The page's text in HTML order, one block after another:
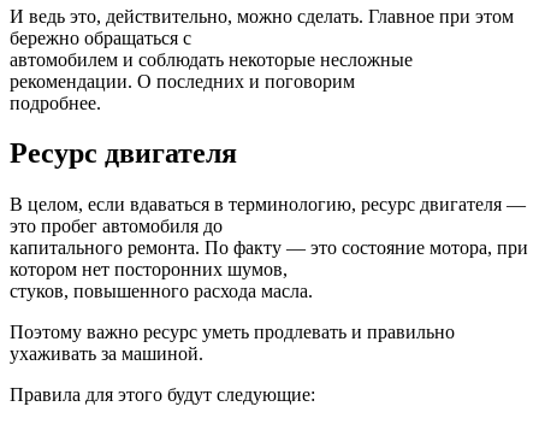
И ведь это, действительно, можно сделать. Главное при этом
бережно обращаться с
автомобилем и соблюдать некоторые несложные
рекомендации. О последних и поговорим
подробнее.
Ресурс двигателя
В целом, если вдаваться в терминологию, ресурс двигателя —
это пробег автомобиля до
капитального ремонта. По факту — это состояние мотора, при
котором нет посторонних шумов,
стуков, повышенного расхода масла.
Поэтому важно ресурс уметь продлевать и правильно
ухаживать за машиной.
Правила для этого будут следующие: